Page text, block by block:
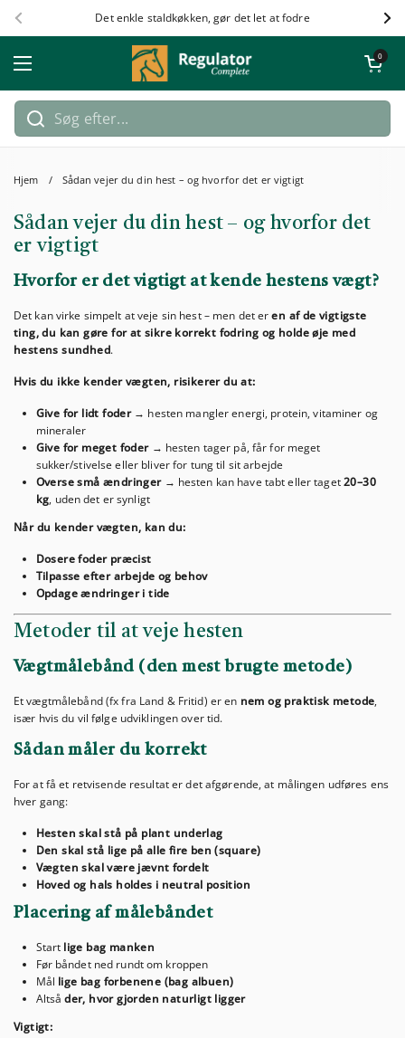
Forrige
Det enkle staldkøkken, gør det let at fodre
Åbn menuen
Åben
0
Hjem / Sådan vejer du din hest – og hvorfor det er vigtigt
Sådan vejer du din hest – og hvorfor det
er vigtigt
Hvorfor er det vigtigt at kende hestens vægt?
Det kan virke simpelt at veje sin hest – men det eren af de vigtigste
ting, du kan gøre for at sikre korrekt fodring og holde øje med
hestens sundhed.
Hvis du ikke kender vægten, risikerer du at:
Give for lidt foder→ hesten mangler energi, protein, vitaminer og
mineraler
Give for meget foder→ hesten tager på, får for meget
sukker/stivelse eller bliver for tung til sit arbejde
Overse små ændringer→ hesten kan have tabt eller taget20–30
kg, uden det er synligt
Når du kender vægten, kan du:
Dosere foder præcist
Tilpasse efter arbejde og behov
Opdage ændringer i tide
Metoder til at veje hesten
Vægtmålebånd (den mest brugte metode)
Et vægtmålebånd (fx fra Land & Fritid) er en nem og praktisk metode,
især hvis du vil følge udviklingen over tid.
Sådan måler du korrekt
For at få et retvisende resultat er det afgørende, at målingen udføres ens
hver gang:
Hesten skal stå på plant underlag
Den skal stå lige på alle fire ben (square)
Vægten skal være jævnt fordelt
Hoved og hals holdes i neutral position
Placering af målebåndet
Start lige bag manken
Før båndet ned rundt om kroppen
Mål lige bag forbenene (bag albuen)
Altsåder, hvor gjorden naturligt ligger
Vigtigt: